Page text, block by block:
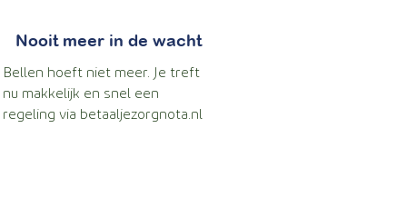
Nooit meer in de wacht
Bellen hoeft niet meer. Je treft
nu makkelijk en snel een
regeling via betaaljezorgnota.nl